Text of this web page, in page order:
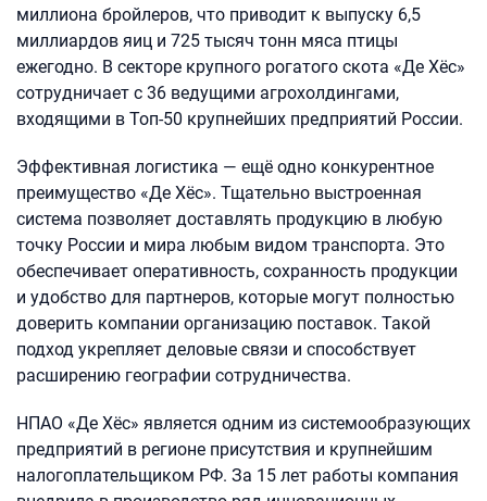
миллиона бройлеров, что приводит к выпуску 6,5
миллиардов яиц и 725 тысяч тонн мяса птицы
ежегодно. В секторе крупного рогатого скота «Де Хёс»
сотрудничает с 36 ведущими агрохолдингами,
входящими в Топ-50 крупнейших предприятий России.
Эффективная логистика — ещё одно конкурентное
преимущество «Де Хёс». Тщательно выстроенная
система позволяет доставлять продукцию в любую
точку России и мира любым видом транспорта. Это
обеспечивает оперативность, сохранность продукции
и удобство для партнеров, которые могут полностью
доверить компании организацию поставок. Такой
подход укрепляет деловые связи и способствует
расширению географии сотрудничества.
НПАО «Де Хёс» является одним из системообразующих
предприятий в регионе присутствия и крупнейшим
налогоплательщиком РФ. За 15 лет работы компания